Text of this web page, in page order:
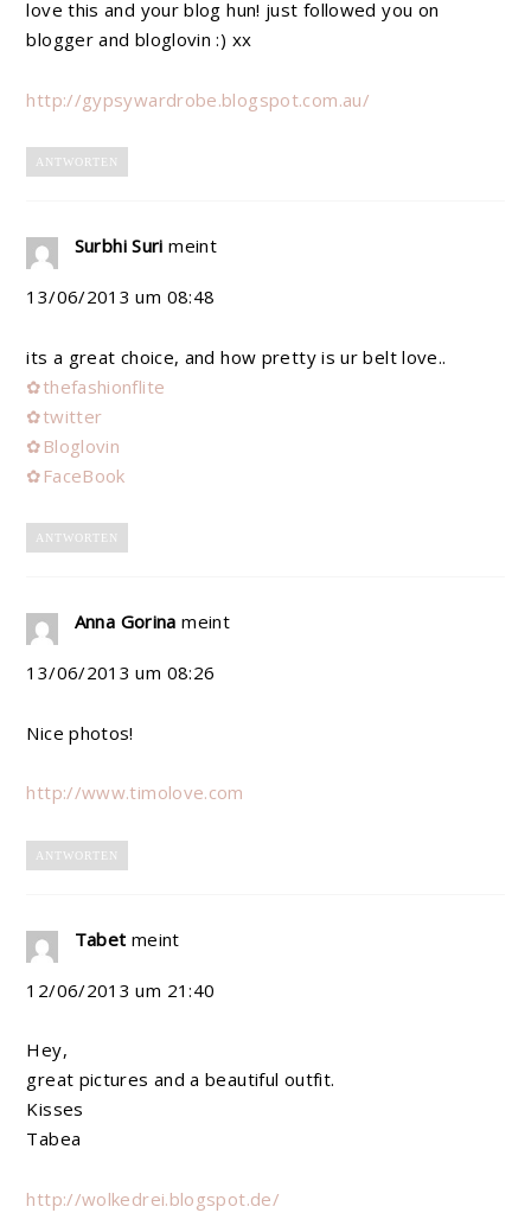
love this and your blog hun! just followed you on
blogger and bloglovin :) xx
http://gypsywardrobe.blogspot.com.au/
ANTWORTEN
Surbhi Suri meint
13/06/2013 um 08:48
its a great choice, and how pretty is ur belt love..
✿thefashionflite
✿twitter
✿Bloglovin
✿FaceBook
ANTWORTEN
Anna Gorina meint
13/06/2013 um 08:26
Nice photos!
http://www.timolove.com
ANTWORTEN
Tabet meint
12/06/2013 um 21:40
Hey,
great pictures and a beautiful outfit.
Kisses
Tabea
http://wolkedrei.blogspot.de/